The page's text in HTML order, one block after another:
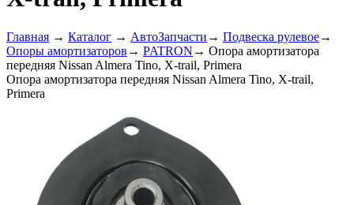
Главная → Каталог → АвтоЗапчасти → Подвеска рулевое→
Опоры амортизаторов → PATRON → Опора амортизатора
передняя Nissan Almera Tino, X-trail, Primera
Опора амортизатора передняя Nissan Almera Tino, X-trail,
Primera